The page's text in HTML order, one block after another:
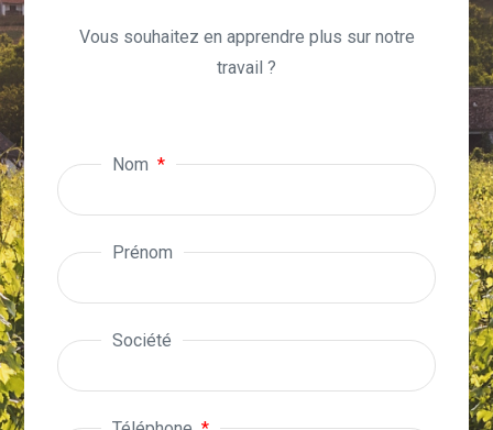
Vous souhaitez en apprendre plus sur notre
travail ?
Nom
Prénom
Société